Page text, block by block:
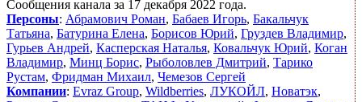
Сообщения канала за 17 декабря 2022 года.
Персоны: Абрамович Роман, Бабаев Игорь, Бакальчук
Татьяна, Батурина Елена, Борисов Юрий, Груздев Владимир,
Гурьев Андрей, Касперская Наталья, Ковальчук Юрий, Коган
Владимир, Минц Борис, Рыболовлев Дмитрий, Тарико
Рустам, Фридман Михаил, Чемезов Сергей
Компании: Evraz Group, Wildberries, ЛУКОЙЛ, Новатэк,